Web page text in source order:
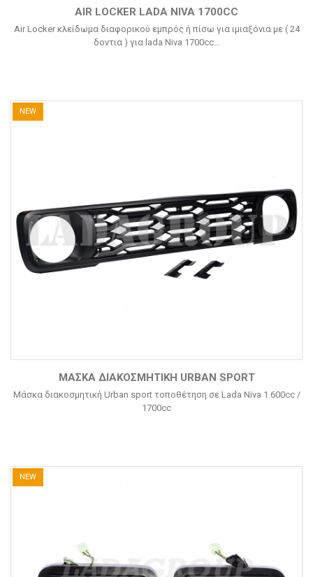
AIR LOCKER LADA NIVA 1700CC
Air Locker κλείδωμα διαφορικού εμπρός ή πίσω για ιμιαξόνια με ( 24
δοντια ) για lada Niva 1700cc...
NEW
ΜΆΣΚΑ ΔΙΑΚΟΣΜΗΤΙΚΉ URBAN SPORT
Μάσκα διακοσμητική Urban sport τοποθέτηση σε Lada Niva 1.600cc /
1700cc
NEW